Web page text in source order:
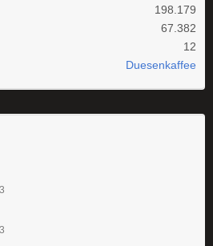
198.179
67.382
12
Duesenkaffee